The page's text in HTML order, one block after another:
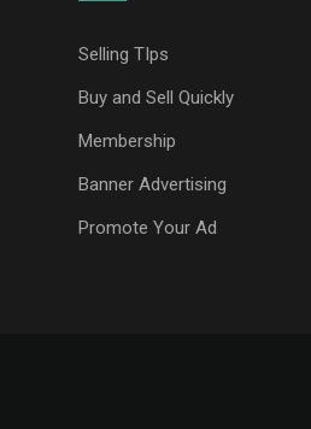
Selling TIps
Buy and Sell Quickly
Membership
Banner Advertising
Promote Your Ad